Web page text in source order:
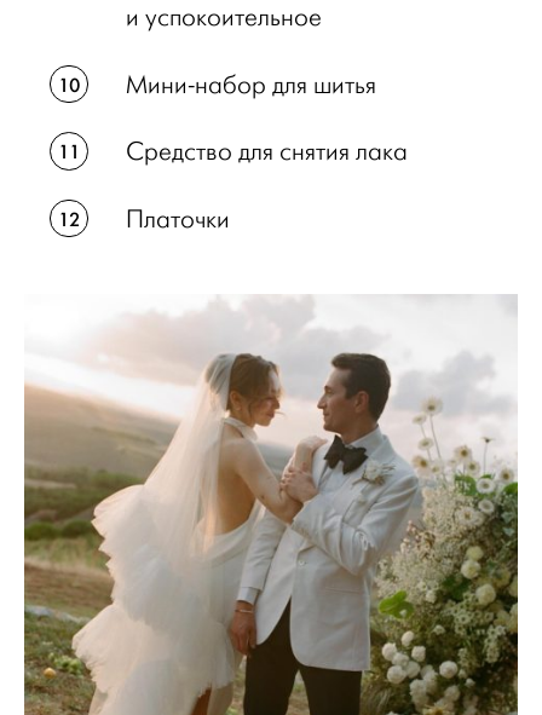
и успокоительное
Мини-набор для шитья
Средство для снятия лака
Платочки